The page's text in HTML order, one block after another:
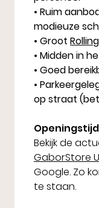
• Ruim
modieuze
• Groot
• Midden in
• Goed
•
op straat
Bekijk de
GaborStore
Google. Zo
te staan.